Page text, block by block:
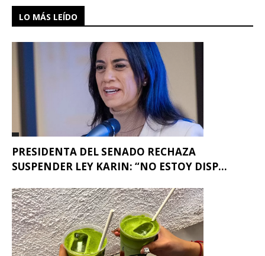
LO MÁS LEÍDO
PRESIDENTA DEL SENADO RECHAZA
SUSPENDER LEY KARIN: “NO ESTOY DISP...